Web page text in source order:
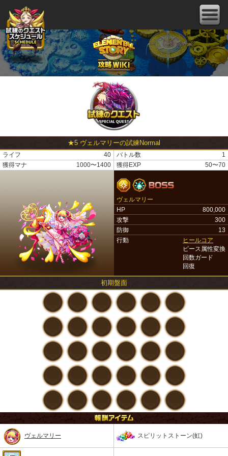
★5 ヴェルマリーの試練Normal
ライフ 40 バトル数
1
獲得マナ
1000〜1400 獲得EXP 50〜70
ヴェルマリー
HP
800,000
攻撃
300
防御
13
行動
ヒールコア
ピース属性変換
回数ガード
回復
初期盤面
ヴェルマリー スピリットストーン(虹)